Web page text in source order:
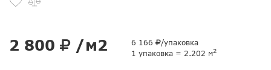
2 800 /м2 6 166
/упаковка
1 упаковка = 2.202 м2